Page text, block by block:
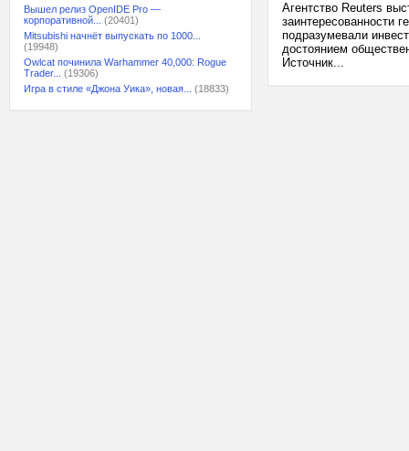
Вышел релиз OpenIDE Pro —
корпоративной...
(20401)
Mitsubishi начнёт выпускать по 1000...
(19948)
Owlcat починила Warhammer 40,000: Rogue
Trader...
(19306)
Игра в стиле «Джона Уика», новая...
(18833)
Агентство Reuters
заинтересованности
подразумевали
достоянием
Источник...